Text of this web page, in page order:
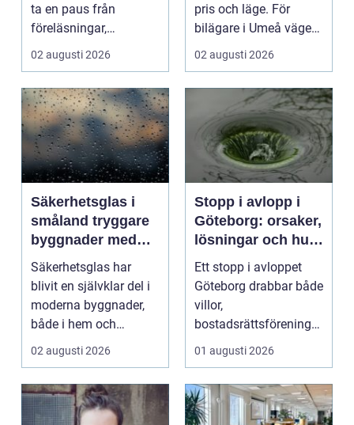
ta en paus från
föreläsningar,
tentaplugg och sena
02 augusti 2026
pris och läge. För
bilägare i Umeå väger
trygghet, tillgängl...
02 augusti 2026
Säkerhetsglas i
småland tryggare
byggnader med
smarta
glaslösningar
Säkerhetsglas har
blivit en självklar del i
moderna byggnader,
både i hem och
offentliga miljöer. I ...
02 augusti 2026
Stopp i avlopp i
Göteborg: orsaker,
lösningar och hur
problem kan
undvikas
Ett stopp i avloppet
Göteborg drabbar både
villor,
bostadsrättsföreningar
01 augusti 2026